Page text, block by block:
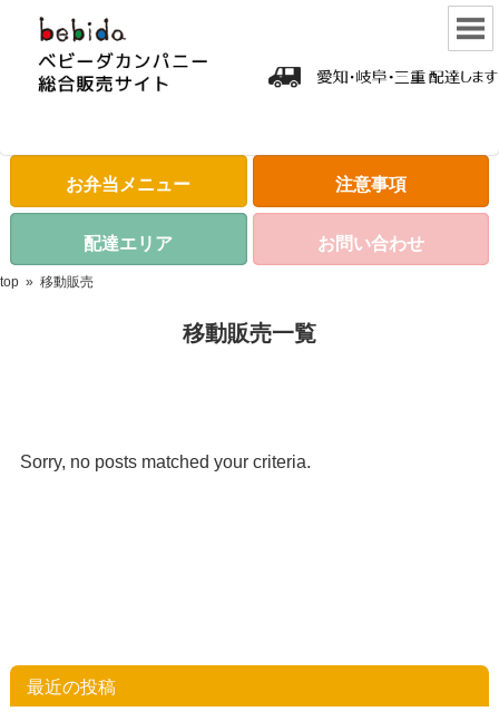
お弁当メニュー 注意事項
配達エリア お問い合わせ
top » 移動販売
移動販売一覧
Sorry, no posts matched your criteria.
最近の投稿